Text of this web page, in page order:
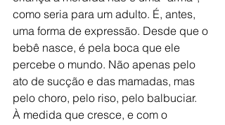
como seria para um adulto. É, antes,
uma forma de expressão. Desde que o
bebê nasce, é pela boca que ele
percebe o mundo. Não apenas pelo
ato de sucção e das mamadas, mas
pelo choro, pelo riso, pelo balbuciar.
À medida que cresce, e com o